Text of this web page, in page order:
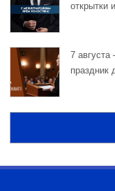
открытки
7
праздник